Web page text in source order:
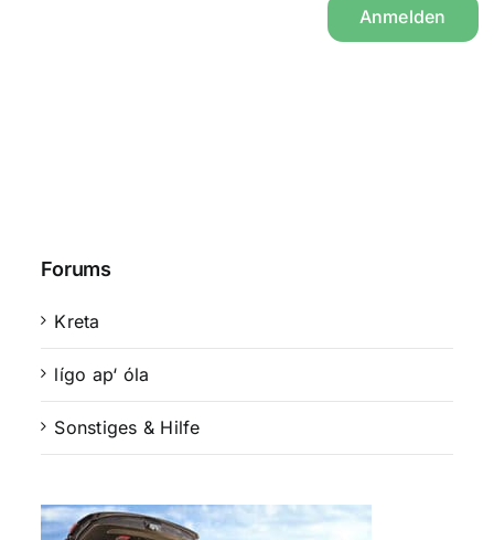
Anmelden
Forums
Kreta
lígo ap‘ óla
Sonstiges & Hilfe